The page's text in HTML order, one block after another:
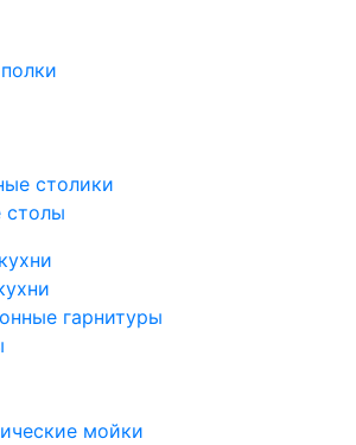
столики
столы
гарнитуры
мойки